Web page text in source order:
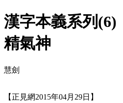
漢字本義系列(6)
精氣神
慧劍
【正見網2015年04月29日】